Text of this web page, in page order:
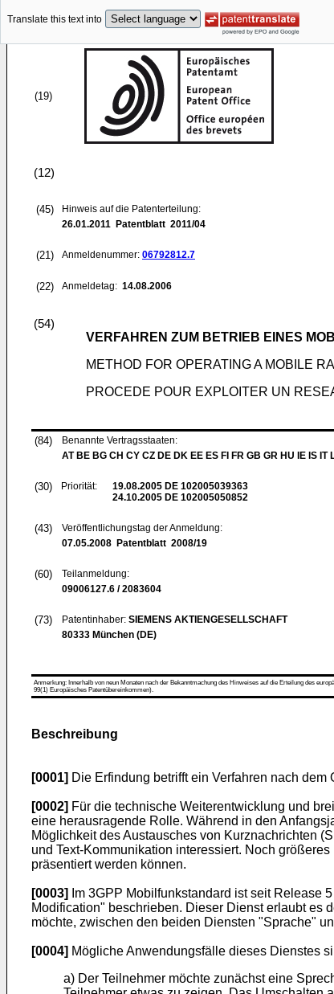
Translate this text into
(19)
(12)
(45)
Hinweis auf die Patenterteilung:
26.01.2011 Patentblatt 2011/04
(21) Anmeldenummer: 06792812.7
(22) Anmeldetag: 14.08.2006
(54)
VERFAHREN ZUM BETRIEB EINES
METHOD FOR OPERATING A MOBILE
PROCEDE POUR EXPLOITER UN
(84)
Benannte Vertragsstaaten:
AT BE BG CH CY CZ DE DK EE ES FI FR GB GR HU IE IS IT
(30) Priorität: 19.08.2005 DE 102005039363
24.10.2005 DE 102005050852
(43)
Veröffentlichungstag der Anmeldung:
07.05.2008 Patentblatt 2008/19
(60)
Teilanmeldung:
09006127.6 / 2083604
(73) Patentinhaber: SIEMENS AKTIENGESELLSCHAFT
80333 München (DE)
Anmerkung: Innerhalb von neun Monaten nach der Bekanntmachung des Hinweises auf die Erteilung des
99(1) Europäisches Patentübereinkommen).
Beschreibung
[0001] Die Erfindung betrifft ein Verfahren nach
[0002] Für die technische Weiterentwicklung und
eine herausragende Rolle. Während in den
Möglichkeit des Austausches von Kurznachrichten
und Text-Kommunikation interessiert. Noch
präsentiert werden können.
[0003]
Im 3GPP Mobilfunkstandard ist seit Release
Modification" beschrieben. Dieser Dienst erlaubt es
möchte, zwischen den beiden Diensten "Sprache"
[0004] Mögliche Anwendungsfälle dieses Dienstes
a) Der Teilnehmer möchte zunächst eine